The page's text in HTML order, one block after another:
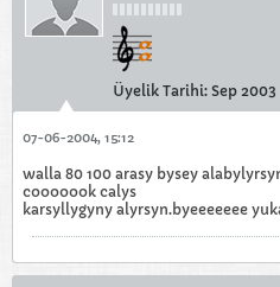
Üyelik Tarihi: Sep 2003
07-06-2004, 15:12
walla 80 100 arasy bysey
cooooook calys
karsyllygyny alyrsyn.byeeeeeee